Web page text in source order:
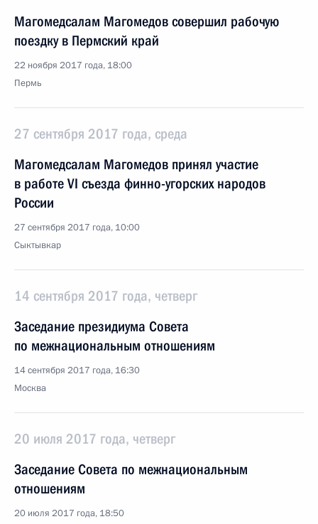
Магомедсалам Магомедов совершил рабочую
поездку в Пермский край
22 ноября 2017 года, 18:00
Пермь
27 сентября 2017 года, среда
Магомедсалам Магомедов принял участие
в работе VI съезда финно-угорских народов
России
27 сентября 2017 года, 10:00
Сыктывкар
14 сентября 2017 года, четверг
Заседание президиума Совета
по межнациональным отношениям
14 сентября 2017 года, 16:30
Москва
20 июля 2017 года, четверг
Заседание Совета по межнациональным
отношениям
20 июля 2017 года, 18:50